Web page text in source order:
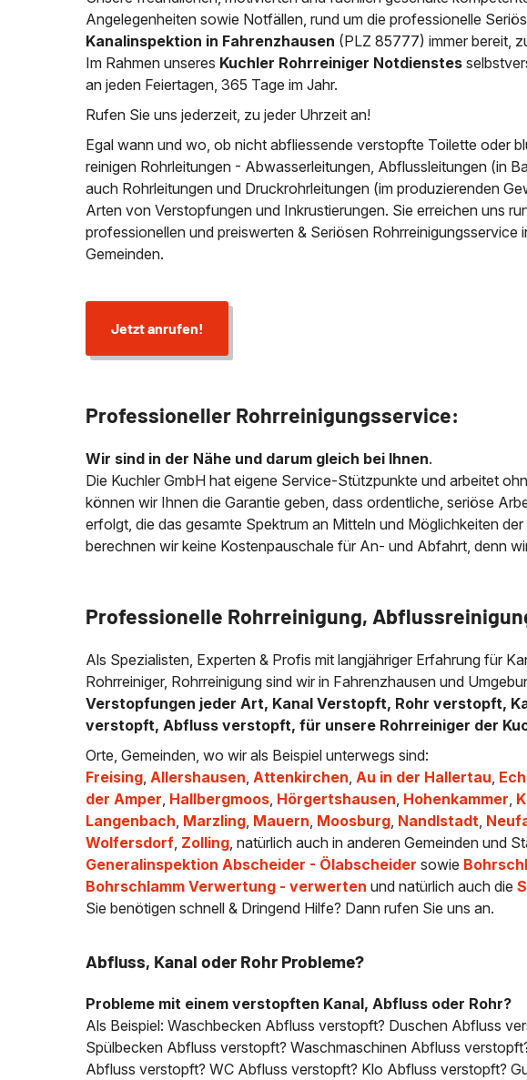
Angelegenheiten sowie Notfällen, rund um die professionelle
Kanalinspektion in Fahrenzhausen (PLZ 85777) immer bereit,
Im Rahmen unseres Kuchler Rohrreiniger Notdienstes
an jeden Feiertagen, 365 Tage im Jahr.
Rufen Sie uns jederzeit, zu jeder Uhrzeit an!
Egal wann und wo, ob nicht abfliessende verstopfte Toilette oder
reinigen Rohrleitungen - Abwasserleitungen, Abflussleitungen (in
auch Rohrleitungen und Druckrohrleitungen (im produzierenden
Arten von Verstopfungen und Inkrustierungen. Sie erreichen uns
professionellen und preiswerten & Seriösen Rohrreinigungsservice
Gemeinden.
Jetzt anrufen!
Professioneller Rohrreinigungsservice:
Wir sind in der Nähe und darum gleich bei Ihnen.
Die Kuchler GmbH hat eigene Service-Stützpunkte und arbeitet
können wir Ihnen die Garantie geben, dass ordentliche, seriöse
erfolgt, die das gesamte Spektrum an Mitteln und Möglichkeiten
berechnen wir keine Kostenpauschale für An- und Abfahrt, denn
Professionelle Rohrreinigung,
Als Spezialisten, Experten & Profis mit langjähriger Erfahrung für
Rohrreiniger, Rohrreinigung sind wir in Fahrenzhausen und
Verstopfungen jeder Art, Kanal Verstopft, Rohr verstopft,
verstopft, Abfluss verstopft, für unsere Rohrreiniger der
Orte, Gemeinden, wo wir als Beispiel unterwegs sind:
Freising,Allershausen,Attenkirchen,Au in der Hallertau,
der Amper, Hallbergmoos, Hörgertshausen, Hohenkammer,
Langenbach, Marzling, Mauern, Moosburg, Nandlstadt,
Wolfersdorf, Zolling, natürlich auch in anderen Gemeinden und
Generalinspektion Abscheider - Ölabscheider sowie
Bohrschlamm Verwertung - verwerten und natürlich auch die
Sie benötigen schnell & Dringend Hilfe? Dann rufen Sie uns an.
Abfluss, Kanal oder Rohr Probleme?
Probleme mit einem verstopften Kanal, Abfluss oder Rohr?
Als Beispiel: Waschbecken Abfluss verstopft? Duschen Abfluss
Spülbecken Abfluss verstopft? Waschmaschinen Abfluss
Abfluss verstopft? WC Abfluss verstopft? Klo Abfluss verstopft?